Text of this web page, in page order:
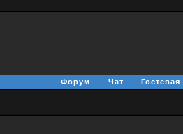
Форум Чат Гостевая